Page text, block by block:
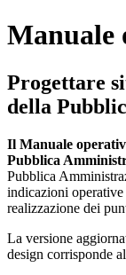
Manuale
Progettare
della
Il Manuale
Pubblica
Pubblica
indicazioni operative
realizzazione dei
La versione
design corrisponde